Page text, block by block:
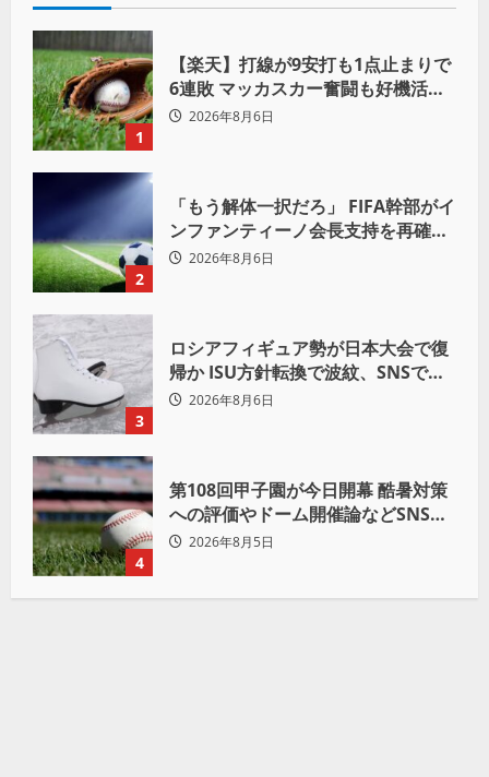
1
【楽天】打線が9安打も1点止まりで
6連敗 マッカスカー奮闘も好機活か
せず借金「22」
2026年8月6日
2
「もう解体一択だろ」 FIFA幹部がイ
ンファンティーノ会長支持を再確認
も 批判収まらず
2026年8月6日
3
ロシアフィギュア勢が日本大会で復
帰か ISU方針転換で波紋、SNSでは
賛否両論
2026年8月6日
4
第108回甲子園が今日開幕 酷暑対策
への評価やドーム開催論などSNSで
議論も
2026年8月5日